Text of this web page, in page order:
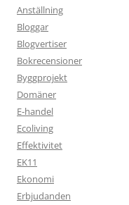
Anställning
Bloggar
Blogvertiser
Bokrecensioner
Byggprojekt
Domäner
E-handel
Ecoliving
Effektivitet
EK11
Ekonomi
Erbjudanden